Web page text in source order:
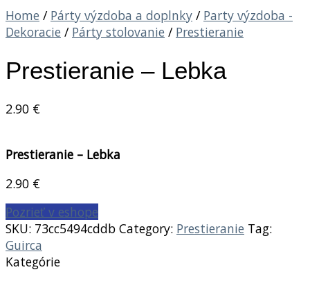
Home / Párty výzdoba a doplnky / Party výzdoba -
Dekoracie / Párty stolovanie / Prestieranie
Prestieranie – Lebka
2.90 €
Prestieranie – Lebka
2.90 €
Pozrieť v eshope
SKU: 73cc5494cddb Category: Prestieranie Tag:
Guirca
Kategórie